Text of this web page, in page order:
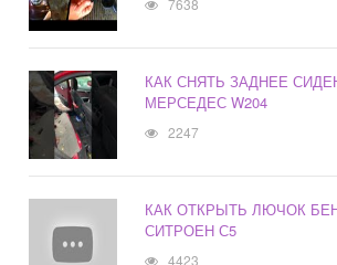
7638
КАК СНЯТЬ ЗАДНЕЕ
МЕРСЕДЕС W204
2247
КАК ОТКРЫТЬ ЛЮЧОК
СИТРОЕН С5
4423